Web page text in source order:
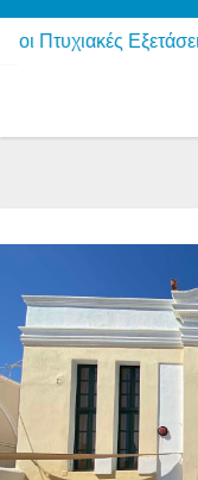
Εξετάσεις της